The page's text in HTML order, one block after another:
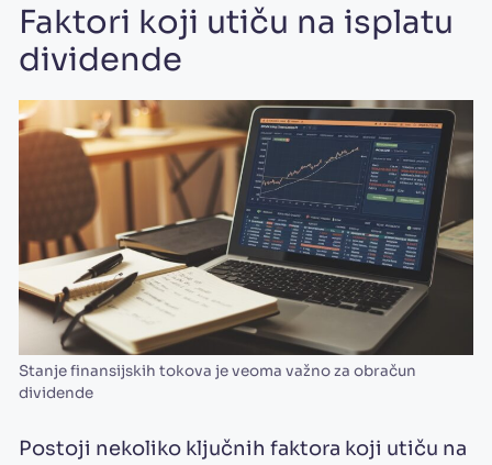
Faktori koji utiču na isplatu
dividende
Stanje finansijskih tokova je veoma važno za obračun
dividende
Postoji nekoliko ključnih faktora koji utiču na